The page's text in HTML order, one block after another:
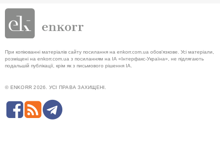
При копіюванні матеріалів сайту посилання на enkorr.com.ua обов'язкове. Усі матеріали,
розміщені на enkorr.com.ua з посиланням на ІА «Інтерфакс-Україна», не підлягають
подальшій публікації, крім як з письмового рішення ІА.
© ENKORR 2026. УСІ ПРАВА ЗАХИЩЕНІ.